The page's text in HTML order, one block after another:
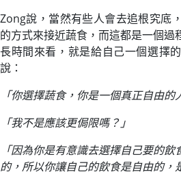
Zong說，當然有些人會去追根究底
的方式來接近蔬食，而這都是一個過
長時間來看，就是給自己一個選擇
說：
「你選擇蔬食，你是一個真正自由的
「我不是應該更侷限嗎？」
「因為你是有意識去選擇自己要的
的，所以你讓自己的飲食是自由的，